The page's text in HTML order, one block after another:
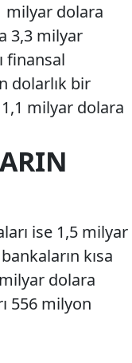
milyar dolara
3,3 milyar
finansal
dolarlık bir
milyar dolara
ise 1,5 milyar
kısa
dolara
556 milyon